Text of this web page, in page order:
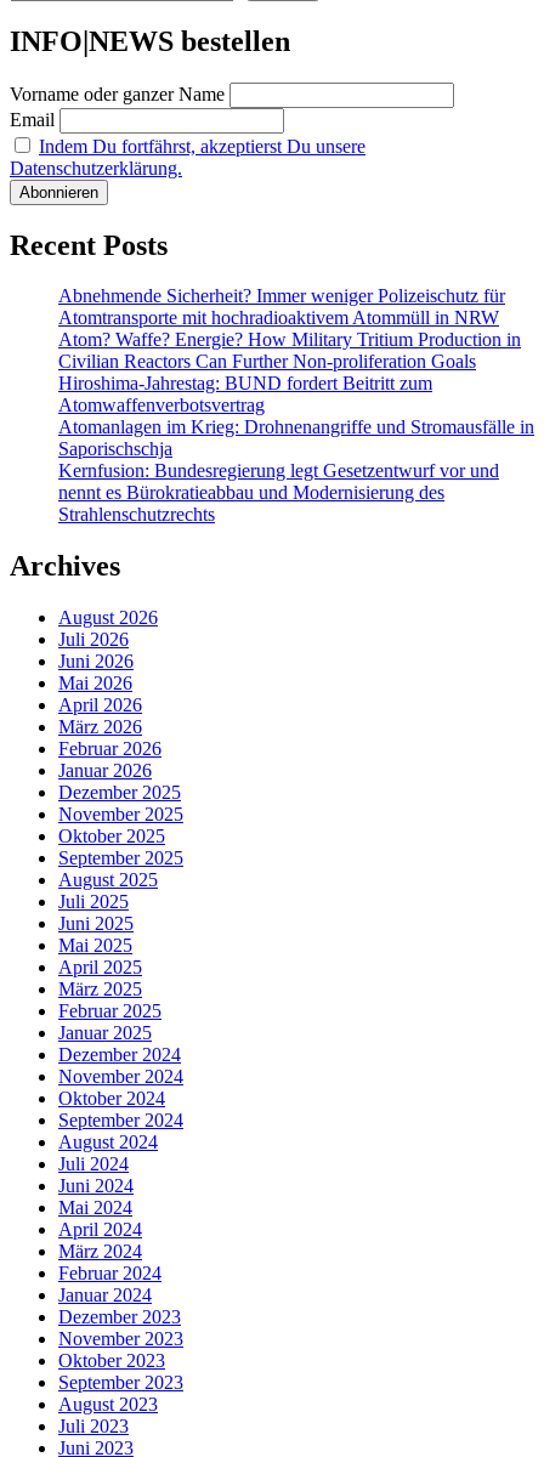
INFO|NEWS bestellen
Vorname oder ganzer Name
Email
Indem Du fortfährst, akzeptierst Du unsere
Datenschutzerklärung.
Recent Posts
Abnehmende Sicherheit? Immer weniger Polizeischutz für
Atomtransporte mit hochradioaktivem Atommüll in NRW
Atom? Waffe? Energie? How Military Tritium Production in
Civilian Reactors Can Further Non-proliferation Goals
Hiroshima-Jahrestag: BUND fordert Beitritt zum
Atomwaffenverbotsvertrag
Atomanlagen im Krieg: Drohnenangriffe und Stromausfälle in
Saporischschja
Kernfusion: Bundesregierung legt Gesetzentwurf vor und
nennt es Bürokratieabbau und Modernisierung des
Strahlenschutzrechts
Archives
August 2026
Juli 2026
Juni 2026
Mai 2026
April 2026
März 2026
Februar 2026
Januar 2026
Dezember 2025
November 2025
Oktober 2025
September 2025
August 2025
Juli 2025
Juni 2025
Mai 2025
April 2025
März 2025
Februar 2025
Januar 2025
Dezember 2024
November 2024
Oktober 2024
September 2024
August 2024
Juli 2024
Juni 2024
Mai 2024
April 2024
März 2024
Februar 2024
Januar 2024
Dezember 2023
November 2023
Oktober 2023
September 2023
August 2023
Juli 2023
Juni 2023